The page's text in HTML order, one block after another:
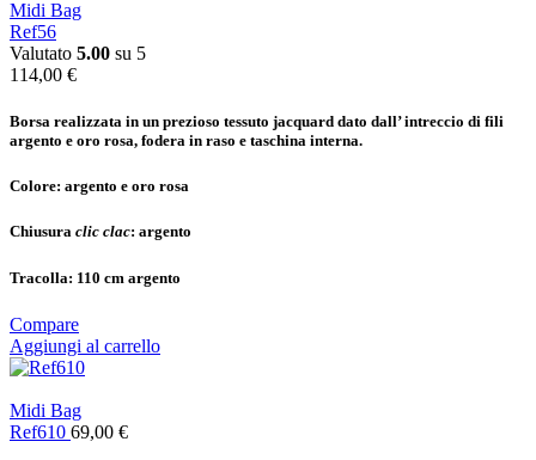
Midi Bag
Ref56
Valutato 5.00 su 5
114,00 €
Borsa realizzata in un prezioso tessuto jacquard dato dall’ intreccio di fili
argento e oro rosa, fodera in raso e taschina interna.
Colore: argento e oro rosa
Chiusura clic clac: argento
Tracolla: 110 cm argento
Compare
Aggiungi al carrello
Midi Bag
Ref610 69,00 €